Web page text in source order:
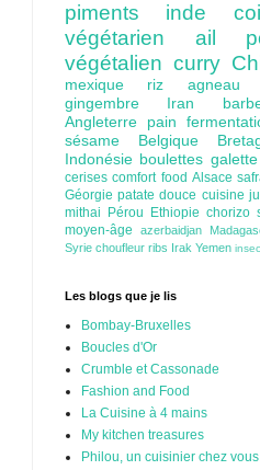
piments inde
végétarien ail
végétalien curry
mexique riz agneau
gingembre Iran
Angleterre pain
sésame Belgique
Indonésie boulettes
cerisescomfort foodAlsace
Géorgiepatate douce cuisine
mithai
Pérou Ethiopie chorizo
moyen-âgeazerbaidjan
Syrie choufleur ribs Irak Yemen
Les blogs que je lis
Bombay-Bruxelles
Boucles d'Or
Crumble et Cassonade
Fashion and Food
La Cuisine à 4 mains
My kitchen treasures
Philou, un cuisinier chez vous